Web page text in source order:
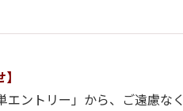
ントリー」から、ご遠慮なく